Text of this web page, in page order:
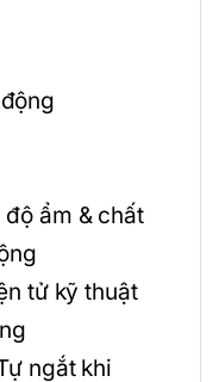
độ ẩm & chất
tử kỹ thuật
ngắt khi